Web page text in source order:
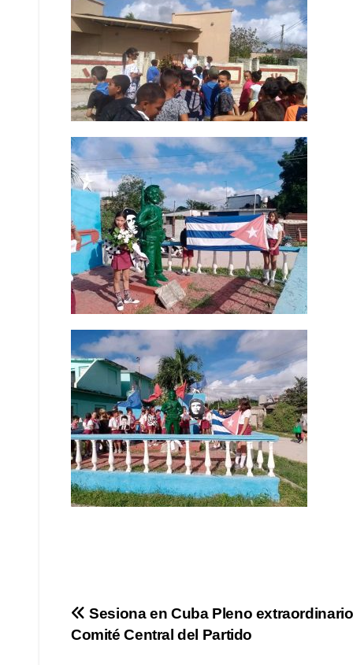
Navegación
Sesiona en Cuba Pleno
Comité Central del Partido